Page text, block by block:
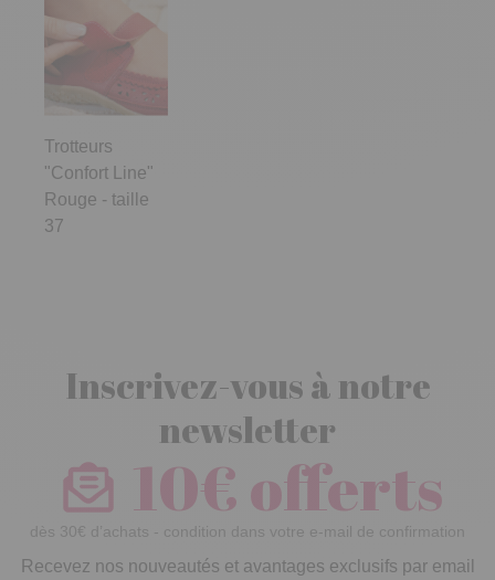
Trotteurs
"Confort Line"
Rouge - taille
37
Inscrivez-vous à notre
newsletter
10€ offerts
dès 30€ d’achats - condition dans votre e-mail de confirmation
Recevez nos nouveautés et avantages exclusifs par email